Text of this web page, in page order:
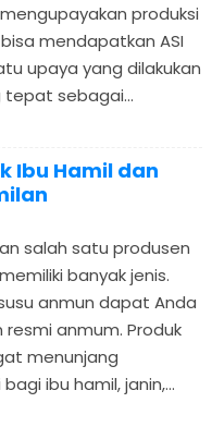
produksi
mendapatkan ASI
upaya yang dilakukan
sebagai...
Ibu Hamil dan
salah satu produsen
banyak jenis.
anmun dapat Anda
anmum. Produk
menunjang
ibu hamil, janin,...